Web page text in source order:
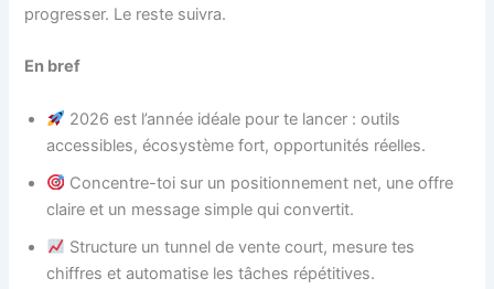
progresser. Le reste suivra.
En bref
2026 est l’année idéale pour te lancer : outils
accessibles, écosystème fort, opportunités réelles.
Concentre-toi sur un positionnement net, une offre
claire et un message simple qui convertit.
Structure un tunnel de vente court, mesure tes
chiffres et automatise les tâches répétitives.